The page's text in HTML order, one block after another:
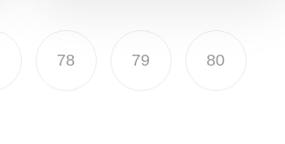
78 79 80